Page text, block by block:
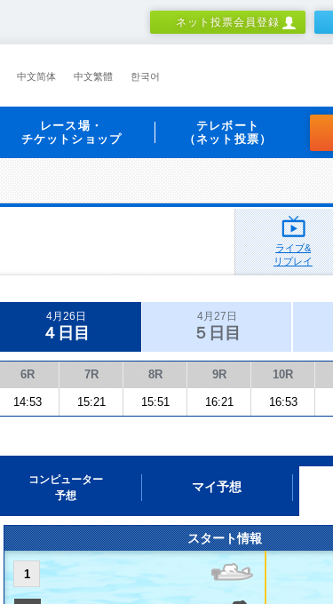
ネット投票会員登録
中文简体 中文繁體 한국어
レース場・
チケットショップ
テレボート
（ネット投票）
ライブ&
リプレイ
4月26日
４日目
4月27日
５日目
6R 7R 8R 9R 10R
14:53 15:21 15:51 16:21 16:53
コンピューター
予想
マイ予想
スタート情報
1